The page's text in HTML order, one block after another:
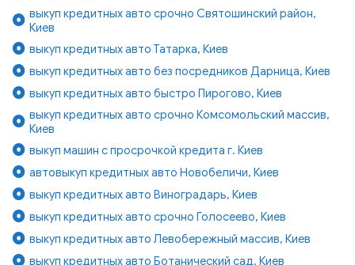
выкуп кредитных авто срочно Святошинский район,
Киев
выкуп кредитных авто Татарка, Киев
выкуп кредитных авто без посредников Дарница, Киев
выкуп кредитных авто быстро Пирогово, Киев
выкуп кредитных авто срочно Комсомольский массив,
Киев
выкуп машин с просрочкой кредита г. Киев
автовыкуп кредитных авто Новобеличи, Киев
выкуп кредитных авто Виноградарь, Киев
выкуп кредитных авто срочно Голосеево, Киев
выкуп кредитных авто Левобережный массив, Киев
выкуп кредитных авто Ботанический сад, Киев